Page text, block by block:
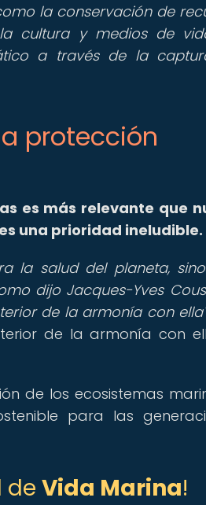
la conservación de
cultura y medios de
a través de la
protección
es más relevante que
una prioridad ineludible.
la salud del planeta,
dijo Jacques-Yves
de la armonía con
de la armonía con
de los ecosistemas
para las
de Vida Marina!